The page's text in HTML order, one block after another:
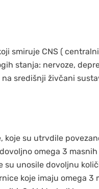
smiruje CNS (
stanja: nervoze,
središnji živčani
koje su utrvdile
omega 3
su unosile dovoljnu
koje imaju omega 3